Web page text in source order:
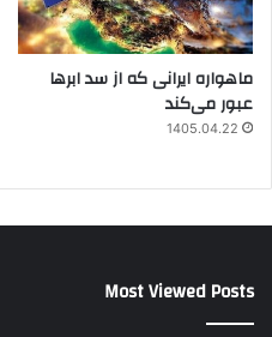
ماهواره ایرانی که از سد ابرها
عبور می‌کند
1405.04.22
Most Viewed Posts